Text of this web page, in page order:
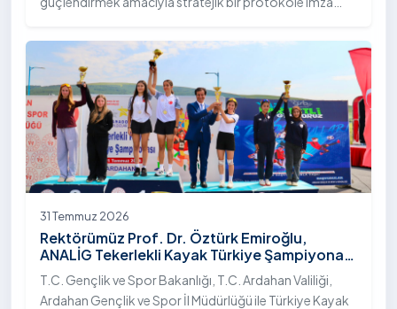
31 Temmuz 2026
Rektörümüz Prof. Dr. Öztürk Emiroğlu,
ANALİG Tekerlekli Kayak Türkiye Şampiyonası
Ödül Töreni’ne Katıldı
T.C. Gençlik ve Spor Bakanlığı, T.C. Ardahan Valiliği,
Ardahan Gençlik ve Spor İl Müdürlüğü ile Türkiye Kayak